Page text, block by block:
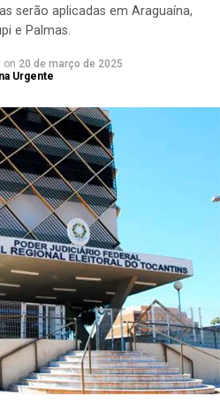
serão aplicadas em Araguaína,
e Palmas.
on 20 de março de 2025
Urgente